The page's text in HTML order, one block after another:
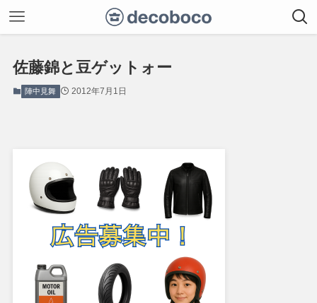
佐藤錦と豆ゲットォー
陣中見舞 2012年7月1日